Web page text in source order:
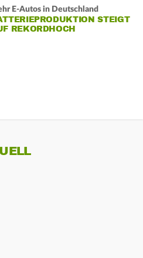
E-Autos in Deutschland
STEIGT
REKORDHOCH